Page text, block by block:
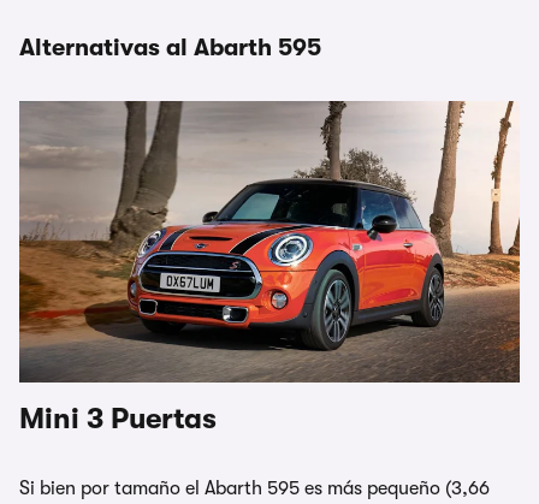
Alternativas al Abarth 595
Mini 3 Puertas
Si bien por tamaño el Abarth 595 es más pequeño (3,66